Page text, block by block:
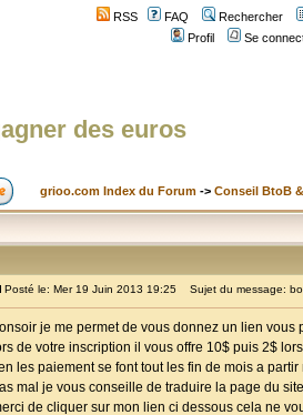
RSS FAQ
Rechercher
Profil
Se
des euros
grioo.com Index du Forum -> Conseil BtoB
Posté le: Mer 19 Juin 2013 19:25 Sujet du message:
je me permet de vous donnez un lien
de votre inscription il vous offre 10$ puis 2$
les paiement se font tout les fin de mois a
mal je vous conseille de traduire la page du site
de cliquer sur mon lien ci dessous cela ne